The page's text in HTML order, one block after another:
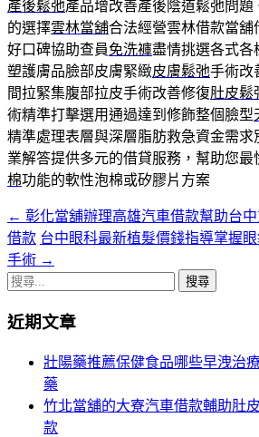
產後鬆弛產品增改善產後陰道鬆弛問
的選擇雲林當舖合法經營雲林借款當舖
好口碑協助查員免洗褲盡情挑選各式各
塑護膚品臉部皮膚緊緻皮膚鬆弛手術改
間拉緊集腹部拉皮手術改善修復肚皮鬆
術精準打擊選用通過達到修飾整個臉型
精準處理表層與深層脂肪救急資金需求
業解答提供多元的借貸服務，幫助您最
棉功能的軟性泡棉或矽膠片方案
文
章
導
覽
← 彰化當舖辦理高雄汽車借款幫助台
借款 台中眼科最新植髮價錢指導掌握
手術 →
搜
關
近期文章
壯陽藥推薦保健食品哪些早洩治
藥
竹北當舖的大寮汽車借款輔助肚
款